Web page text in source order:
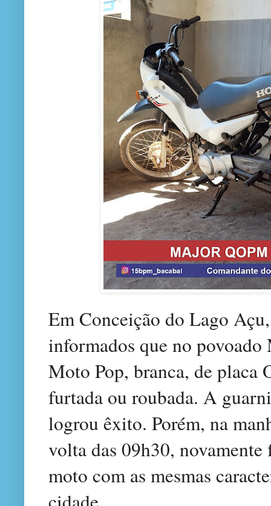
Em Conceição do Lago
informados que no
Moto Pop, branca, de placa
furtada ou roubada. A
logrou êxito. Porém, na
volta das 09h30,
moto com as mesmas